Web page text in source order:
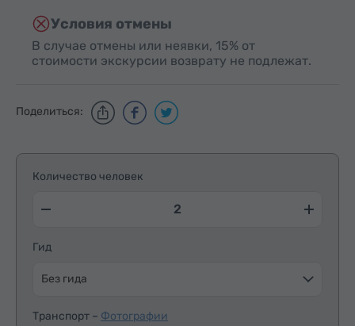
Условия отмены
В случае отмены или неявки, 15% от
стоимости экскурсии возврату не подлежат.
Поделиться:
Количество человек
Гид
Без гида
Транспорт – Фотографии